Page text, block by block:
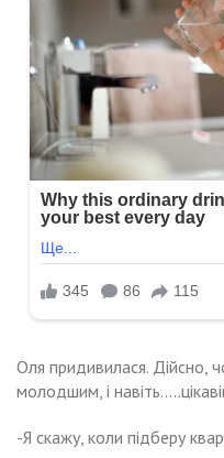
Оля придивилася. Дійсно,
молодшим, і
-Я скажу, коли підберу